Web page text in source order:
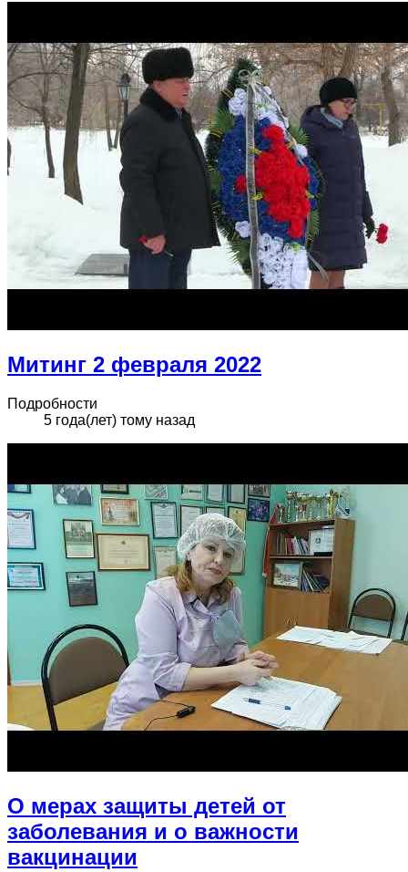
Митинг 2 февраля 2022
Подробности
5 года(лет) тому назад
О мерах защиты детей от
заболевания и о важности
вакцинации